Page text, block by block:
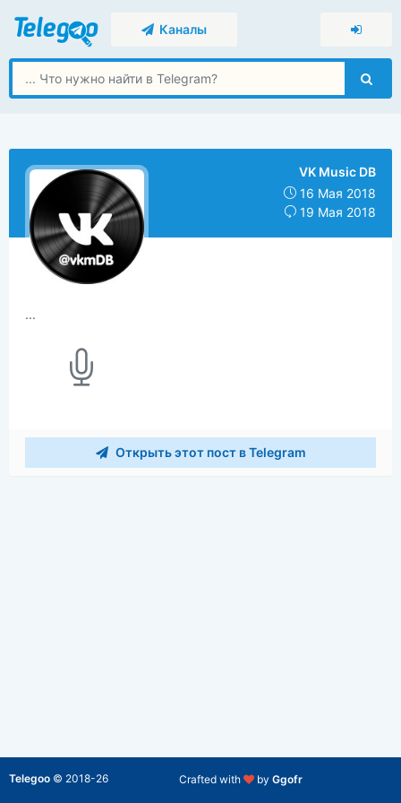
Каналы
VK Music DB
16 Мая 2018
19 Мая 2018
...
Открыть этот пост в Telegram
Crafted with by Ggofr
Telegoo © 2018-26